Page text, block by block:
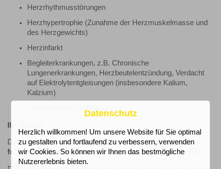
Herzrhythmusstörungen
Herzhypertrophie (Zunahme der Herzmuskelmasse und
des Herzgewichts)
Herzinfarkt
Begleiterkrankungen, z.B. Chronische
Lungenerkrankungen, Herzbeutelentzündung, Verdacht
auf Elektrolytentgleisungen (insbesondere Kalium,
Kalzium)
Ihr Nutzen
Durch das EKG kann einebestehende Herzerkrankung
frühzeitig erkanntund somitrechtzeitig therapiertwerden.
Datenschutz
Herzlich willkommen! Um unsere Website für Sie optimal
zu gestalten und fortlaufend zu verbessern, verwenden
wir Cookies. So können wir Ihnen das bestmögliche
Nutzererlebnis bieten.